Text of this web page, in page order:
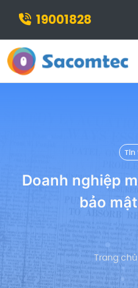
19001828
Tin
Doanh nghiệp
bảo
Trang chủ